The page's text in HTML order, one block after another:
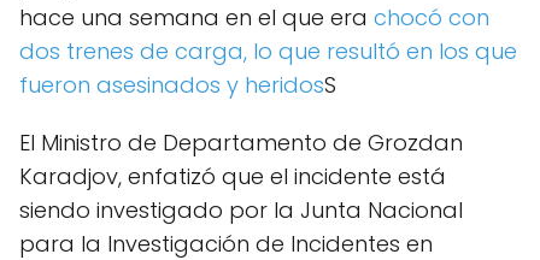
hace una semana en el que era chocó con
dos trenes de carga, lo que resultó en los que
fueron asesinados y heridosS
El Ministro de Departamento de Grozdan
Karadjov, enfatizó que el incidente está
siendo investigado por la Junta Nacional
para la Investigación de Incidentes en